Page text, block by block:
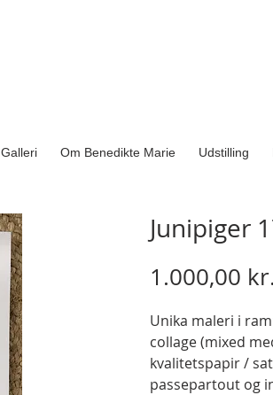
Galleri Om Benedikte Marie Udstilling
Junipiger
1.000,00 kr.
Unika maleri i
collage (mixed
kvalitetspapir /
passepartout og